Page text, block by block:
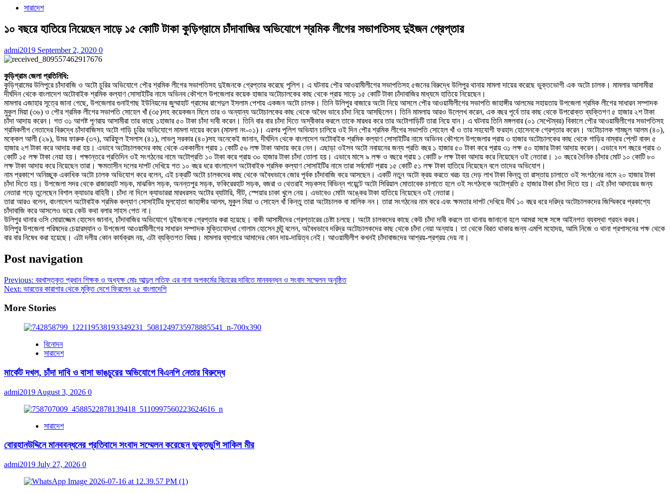
সারাদেশ
১০ বছরে হাতিয়ে নিয়েছেন সাড়ে ১৫ কোটি টাকা কুড়িগ্রামে চাঁদাবাজির অভিযোগে শ্রমিক লীগের সভাপতিসহ দুইজন গ্রেপ্তার
admi2019 September 2, 2020 0
কুড়িগ্রাম জেলা প্রতিনিধি:
কুড়িগ্রামের উলিপুরে চাঁদাবাজি ও অটো চুরির অভিযোগে পৌর শ্রমিক লীগের সভাপতিসহ দুইজনকে গ্রেপ্তার করেছে পুলিশ। এ ঘটনায় পৌর আওয়ামীলীগের সভাপতিসহ ৫জনের বিরুদ্ধে উলিপুর থানায় মামলা দায়ের করেছে ভুক্তভোগী এক অটো চালক। মামলার আসামীরা
দীর্ঘদিন থেকে বাংলাদেশ অটোবাইক শ্রমিক কল্যাণ সোসাইটির নামে অভিনব কৌশলে উপজেলার কয়েক হাজার অটোচালকের কাছ থেকে প্রায় সাড়ে ১৫ কোটি টাকা চাঁদাবাজির মাধ্যমে হাতিয়ে নিয়েছেন।
মামলার এজাহার সূত্রে জানা গেছে, উপজেলার গুনাইগাছ ইউনিয়নের জুম্মাহাট গ্রামের রাশেদুল ইসলাম পেশায় একজন অটো চালক। তিনি উলিপুর বাজারে অটো নিয়ে আসলে পৌর আওয়ামীলীগের সভাপতি জাহাঙ্গীর আলমের সহায়তায় উপজেলা শ্রমিক লীগের সাধারন সম্পাদক
মুকুল মিয়া (৩৬) ও পৌর শ্রমিক লীগের সভাপতি সোহেল খাঁ (৩৫)সহ কয়েকজন মিলে তার ও অন্যান্য অটোচালকের কাছ থেকে অবৈধ ভাবে চাঁদা নিয়ে আসছিলেন। তিনি মামলায় আরও উল্লেখ করেন, এক বছর পূর্বে তার কাছ থেকে উপরোক্ত ব্যক্তিগণ ৫ হাজার ২শ টাকা
চাঁদা আদায় করেন। গত ৩১ আগষ্ট পূণরায় আসামীরা তার কাছে ১হাজার ৫০ টাকা চাঁদা দাবী করেন। তিনি বার বার চাঁদা দিতে অস্বীকার করলে তাকে মারধর করে তার অটোগাড়িটি তারা নিয়ে যান। এ ঘটনায় তিনি মঙ্গলবার (০১ সেপ্টেম্বর) বিকালে পৌর আওয়ামীলীগের সভাপতিসহ
শ্রমিকলীগ নেতাদের বিরুদ্ধে চাঁদাবাজিসহ অটো গাড়ি চুরির অভিযোগে মামলা দায়ের করেন (মামলা নং-০১)। এরপর পুলিশ অভিযান চালিয়ে ওই দিন পৌর শ্রমিক লীগের সভাপতি সোহেল খাঁ ও তার সহযোগী ফরহাদ হোসেনকে গ্রেপ্তার করেন। অটোচালক শামছুল আলম (৪০),
মক্কেল আলী (২৯), উমর ফারুক (৩৭), আরিফুল ইসলাস (৪১), লাভলু সরকার (৪০)সহ অনেকেই জানান, দীর্ঘদিন থেকে বাংলাদেশ অটোবাইক শ্রমিক কল্যাণ সোসাইটির নামে অভিনব কৌশলে উপজেলার প্রায় ৩ হাজার অটোচালকের কাছ থেকে গাড়ির নাম্বার প্লেট বাবদ ৫
হাজার ২শ টাকা করে আদায় করা হয়। এভাবে অটোচালকদের কাছ থেকে এককালীন প্রায় ১ কোটি ৫৬ লক্ষ টাকা আদায় করে নেন। এছাড়া ওইসব অটো নবায়নের জন্য প্রতি বছর ১ হাজার ৫০ টাকা করে প্রায় ৩১ লক্ষ ৫০ হাজার টাকা আদায় করেন। এভাবে দশ বছরে প্রায় ৩
কোটি ১৫ লক্ষ টাকা নেয়া হয়। পক্ষান্তরে প্রতিদিন ওই সংগঠনের নামে অটোপ্রতি ১০ টাকা করে প্রায় ৩০ হাজার টাকা চাঁদা তোলা হয়। এভাবে মাসে ৯ লক্ষ ও বছরে প্রায় ১ কোটি ৮ লক্ষ টাকা আদায় করে নিয়েছেন ওই নেতারা। ১০ বছরে দৈনিক চাঁদার মোট ১০ কোটি ৮০
লক্ষ টাকা আদায় করে নিয়েছেন তারা। ক্ষমতাসীন দলের দাপট দেখিয়ে গত ১০ বছর ধরে বাংলাদেশ অটোবাইক শ্রমিক কল্যাণ সোসাইটির নামে তারা সর্বমোট প্রায় ১৫ কোটি ৫১ লক্ষ টাকা হাতিয়ে নিয়েছেন বলে তাদের অভিযোগ।
নাম প্রকাশে অনিচ্ছুক একাধিক অটো চালক অভিযোগ করে বলেন, এই চক্রটি অটো চালকদের কাছ থেকে অবৈধভাবে জোর পূর্বক চাঁদাবাজি করে আসছেন। একটি নতুন অটো ক্রয় করতে খরচ হয় দেড় লাখ টাকা কিন্তু তা রাস্তায় চালাতে ওই সংগঠনের নামে ২০ হাজার টাকা
চাঁদা দিতে হয়। উপজেলা সদর থেকে রাজারহাট সড়ক, মাঝবিল সড়ক, অনন্তপুর সড়ক, ফকিরেরহাট সড়ক, বজরা ও থেতরাই সড়কসহ বিভিন্ন পয়েন্টে অটো সিরিয়াল মোতাবেক চালাতে হলে ওই সংগঠনকে অটোপ্রতি ৫ হাজার টাকা চাঁদা দিতে হয়। এই চাঁদা আদায়ের জন্য
নেতারা গড়ে তুলেছেন বিশাল ক্যাডার বাহিনী। চাঁদা না দিলে ক্যাডাররা মারধরসহ অটোর ব্যাটারি, সীট, স্পেয়ার চাকা খুলে নেয়। এভাবেও মোটা অঙ্কের টাকা হাতিয়ে নিয়েছেন ওই নেতারা।
তারা আরও বলেন, বাংলাদেশ অটোবাইক শ্রমিক কল্যাণ সোসাইটির মূলহোতা জাহাঙ্গীর আলম, মুকুল মিয়া ও সোহেল খাঁ কিন্তু তারা অটোচালক বা মালিক নন। তারা সংগঠনের নাম করে এবং ক্ষমতার দাপট দেখিয়ে দীর্ঘ ১০ বছর ধরে দরিদ্র অটোচালকদের জিম্মিকরে প্রকাশ্যে
চাঁদাবাজি করে আসলেও ভয়ে কেউ কথা বলার সাহস পেত না।
উলিপুর থানার ওসি মোয়াজ্জেম হোসেন জানান, চাঁদাবাজির অভিযোগে দুইজনকে গ্রেপ্তার করা হয়েছে। বাকী আসামীদের গ্রেপ্তারের চেষ্টা চলছে। অটো চালকদের কাছে কেউ চাঁদা দাবী করলে তা থানায় জানানো হলে আমরা সঙ্গে সঙ্গে আইনগত ব্যবস্থা গ্রহন করব।
উলিপুর উপজেলা পরিষদের চেয়ারম্যান ও উপজেলা আওয়ামীলীগের সাধারন সম্পাদক মুক্তিযোদ্ধা গোলাম হোসেন মন্টু বলেন, অবৈধভাবে দরিদ্র অটোচালকদের কাছ থেকে চাঁদা নেয়া অন্যায়। তা থেকে বিরত থাকার জন্য এমপি মহোদয়, আমি নিজে ও থানা প্রশাসনের পক্ষ থেকে
বার বার নিষেধ করা হয়েছে। এটা দলীয় কোন কার্যক্রম নয়, এটা ব্যক্তিগত বিষয়। মামলার ব্যাপারে আমাদের কোন দায়-দায়িত্ব নেই। আওয়ামীলীগ কখনই চাঁদাবাজদের আশ্রয়-প্রশ্রয় দেয় না।
Post navigation
Previous: বরখাস্তকৃত প্রধান শিক্ষক ও অধ্যক্ষ মোঃ আব্দুল লতিফ এর নানা অপকর্মের বিচারের দাবিতে মানববন্ধন ও সংবাদ সম্মেলন অনুষ্ঠিত
Next: ভারতের কারাগার থেকে মুক্তি দেশে ফিরলেন ২৫ বাংলাদেশি
More Stories
বিনোদন
সারাদেশ
মার্কেট দখল, চাঁদা দাবি ও বাসা ভাঙচুরের অভিযোগে বিএনপি নেতার বিরুদ্ধে
admi2019 August 3, 2026 0
সারাদেশ
বোরহানউদ্দিনে মানববন্ধনের প্রতিবাদে সংবাদ সম্মেলন করেছেন ভুক্তভুগি সাকিল মীর
admi2019 July 27, 2026 0